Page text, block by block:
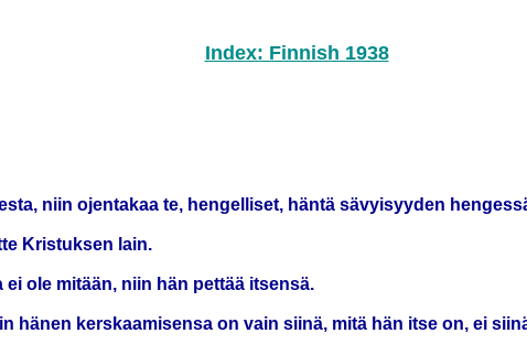
Index: Finnish 1938
niin ojentakaa te, hengelliset, häntä sävyisyyden
Kristuksen lain.
ole mitään, niin hän pettää itsensä.
hänen kerskaamisensa on vain siinä, mitä hän itse on, ei